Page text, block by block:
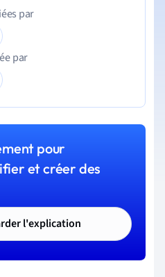
par
par
pour
et créer des
l'explication